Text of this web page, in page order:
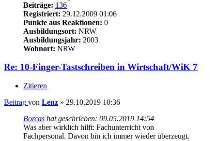
Beiträge: 136
Registriert: 29.12.2009 01:06
Punkte aus Reaktionen: 0
Ausbildungsort: NRW
Ausbildungsjahr: 2003
Wohnort: NRW
Re: 10-Finger-Tastschreiben in Wirtschaft/WiK 7
Zitieren
Beitrag von Lenz » 29.10.2019 10:36
Borcas hat geschrieben: 09.05.2019 14:54
Was aber wirklich hilft: Fachunterricht von
Fachpersonal. Davon bin ich immer wieder überzeugt.